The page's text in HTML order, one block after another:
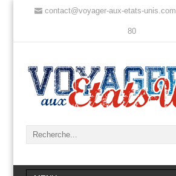
contact@voyager-aux-etats-unis.com
80